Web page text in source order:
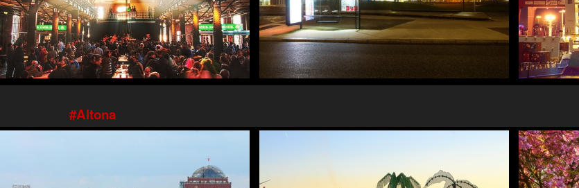
Altona